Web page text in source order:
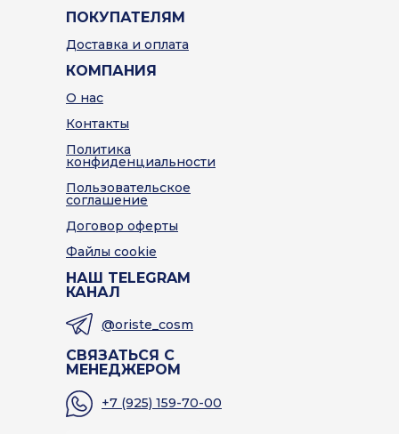
@oriste_cosm
+7 (925) 159-70-00
ПОКУПАТЕЛЯМ
Доставка и оплата
НАШ TELEGRAM
КАНАЛ
Пользовательское
соглашение
Договор оферты
Политика
конфиденциальности
КОМПАНИЯ
О нас
Контакты
Файлы cookie
СВЯЗАТЬСЯ С
МЕНЕДЖЕРОМ